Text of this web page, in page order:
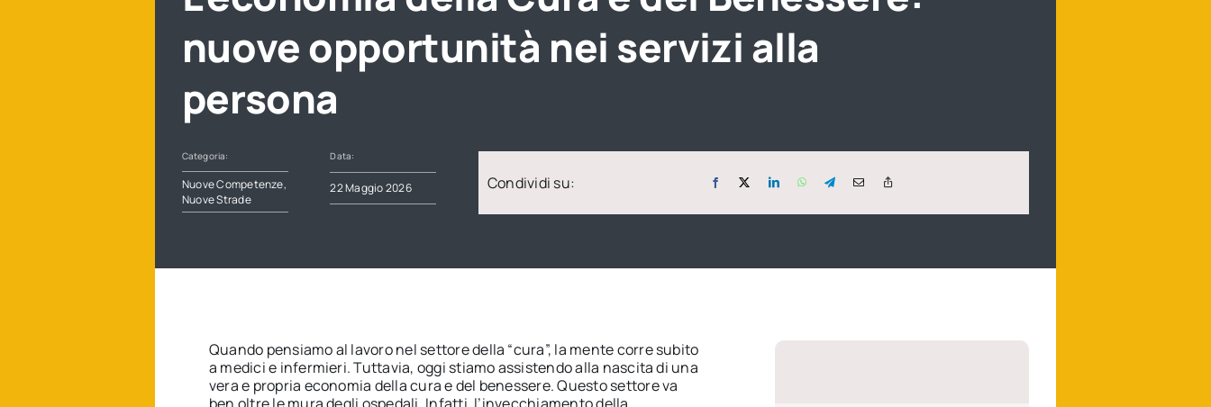
nuove opportunità nei servizi alla
persona
Categoria:
Nuove Competenze,
Nuove Strade
Data:
22 Maggio 2026 Condividi su:
Quando pensiamo al lavoro nel settore della “cura”, la mente corre subito
a medici e infermieri. Tuttavia, oggi stiamo assistendo alla nascita di una
vera e propria economia della cura e del benessere. Questo settore va